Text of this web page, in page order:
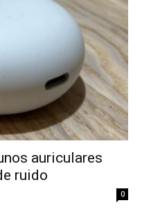
auriculares
ruido
0